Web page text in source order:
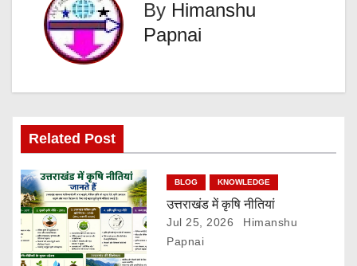
g
a
t
By Himanshu
Papnai
Related Post
BLOG KNOWLEDGE
उत्तराखंड में कृषि नीतियां
Jul 25, 2026
Himanshu
Papnai